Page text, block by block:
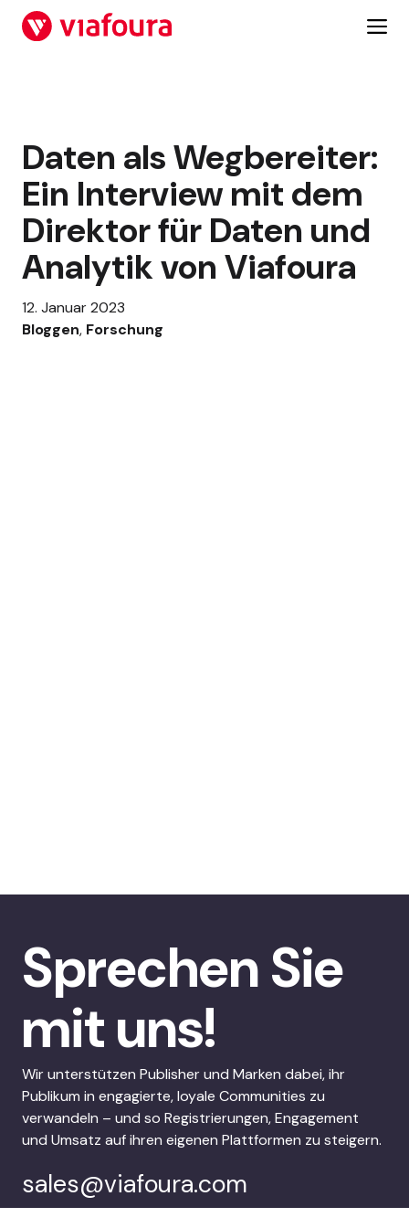
Inhalt
Daten als Wegbereiter:
Ein Interview mit dem
Direktor für Daten und
Analytik von Viafoura
12. Januar 2023
Bloggen, Forschung
Sprechen Sie
mit uns!
Wir unterstützen Publisher und Marken dabei, ihr
Publikum in engagierte, loyale Communities zu
verwandeln – und so Registrierungen, Engagement
und Umsatz auf ihren eigenen Plattformen zu steigern.
sales@viafoura.com